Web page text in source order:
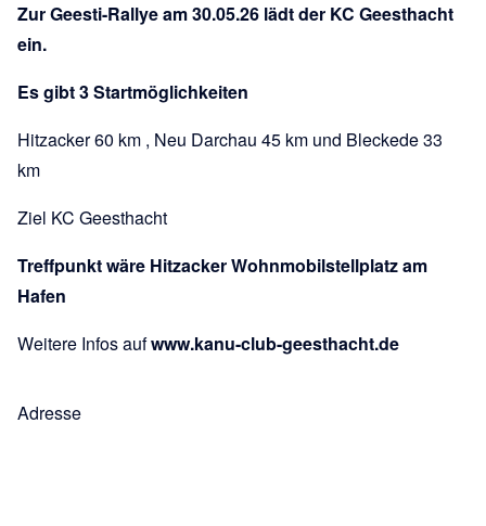
Zur Geesti-Rallye am 30.05.26 lädt der KC Geesthacht
ein.
Es gibt 3 Startmöglichkeiten
Hitzacker 60 km , Neu Darchau 45 km und Bleckede 33
km
Ziel KC Geesthacht
Treffpunkt wäre Hitzacker Wohnmobilstellplatz am
Hafen
Weitere Infos aufwww.kanu-club-geesthacht.de
Adresse